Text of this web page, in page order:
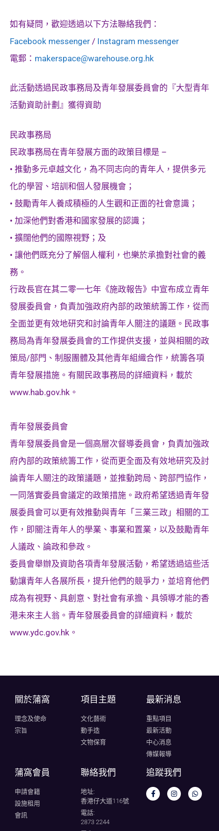
如有疑問，歡迎透過以下方法聯絡我們：
Facebook messenger / Instagram messenger
電郵： makerspace@warehouse.org.hk
此活動透過民政事務局及青年發展委員會的『大型青年
活動資助計劃』獲得資助
民政事務局
民政事務局在青年發展方面的政策目標是 –
• 推動多元卓越文化，為不同志向的青年人，提供多元
化的學習、培訓和個人發展機會；
• 鼓勵青年人養成積極的人生觀和正面的社會意識；
• 加深他們對香港和國家發展的認識；
• 擴闊他們的國際視野；及
• 讓他們既充分了解個人權利，也樂於承擔對社會的義
務。
行政長官在其二零一七年《施政報告》中宣布成立青年
發展委員會，負責加強政府內部的政策統籌工作，從而
全面並更有效地研究和討論青年人關注的議題。民政事
務局為青年發展委員會的工作提供支援，並與相關的政
策局/部門、制服團體及其他青年組織合作，統籌各項
青年發展措施。有關民政事務局的詳細資料，載於
www.hab.gov.hk。
青年發展委員會
青年發展委員會是一個高層次督導委員會，負責加強政
府內部的政策統籌工作，從而更全面及有效地研究及討
論青年人關注的政策議題，並推動跨局、跨部門協作，
一同落實委員會議定的政策措施。政府希望透過青年發
展委員會可以更有效推動與青年「三業三政」相關的工
作，即關注青年人的學業、事業和置業，以及鼓勵青年
人議政、論政和參政。
委員會舉辦及資助各項青年發展活動，希望透過這些活
動讓青年人各展所長，提升他們的競爭力，並培育他們
成為有視野、具創意、對社會有承擔、具領導才能的香
港未來主人翁。青年發展委員會的詳細資料，載於
www.ydc.gov.hk。
關於蒲窩​
理念及使命
宗旨
項目主題
文化藝術
動手造
文物保育
最新消息
重點項目
最新活動
中心消息
傳媒報導
蒲窩會員
申請會籍
設施租用
會訊
聯絡我們
地址:
香港仔大道116號
電話:
2873 2244
追蹤我們